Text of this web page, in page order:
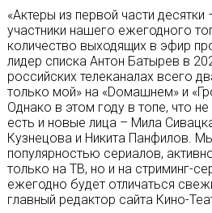
«Актеры из первой части
участники нашего ежегодного
количество выходящих в эфир
лидер списка Антон Батырев в
российских телеканалах всего
только мой» на «Dомашнем» и
Однако в этом году в топе, что
есть и новые лица – Мила
Кузнецова и Никита Панфилов.
популярностью сериалов,
только на ТВ, но и на стриминг-
ежегодно будет отличаться
главный редактор сайта Кино-